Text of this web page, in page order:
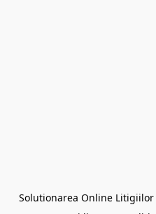
Solutionarea Online Litigiilor